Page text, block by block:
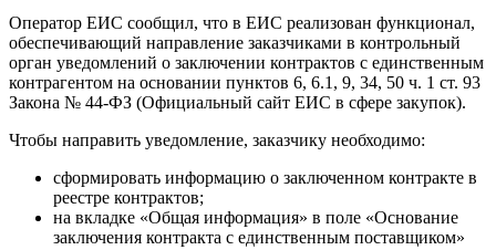
Оператор ЕИС сообщил, что в ЕИС реализован функционал,
обеспечивающий направление заказчиками в контрольный
орган уведомлений о заключении контрактов с единственным
контрагентом на основании пунктов 6, 6.1, 9, 34, 50 ч. 1 ст. 93
Закона № 44-ФЗ (Официальный сайт ЕИС в сфере закупок).
Чтобы направить уведомление, заказчику необходимо:
сформировать информацию о заключенном контракте в
реестре контрактов;
на вкладке «Общая информация» в поле «Основание
заключения контракта с единственным поставщиком»